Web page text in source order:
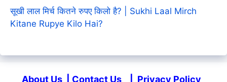
सूखी लाल मिर्च कितने रुपए किलो है? | Sukhi Laal Mirch
Kitane Rupye Kilo Hai?
About Us Contact Us Privacy Policy